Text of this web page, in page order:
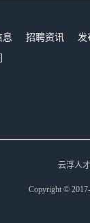
息 招聘资讯 发
云浮人
Copyright ©